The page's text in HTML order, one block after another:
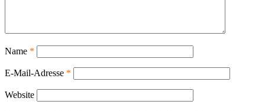
Name *
E-Mail-Adresse *
Website